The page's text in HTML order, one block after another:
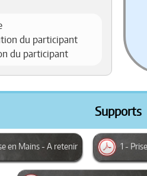
du participant
du participant
Supports
en Mains - A retenir 1 -